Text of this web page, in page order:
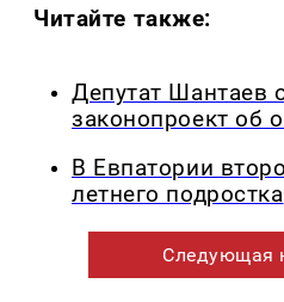
Читайте также:
Депутат Шантаев
законопроект об
В Евпатории
летнего подростка
Следующая